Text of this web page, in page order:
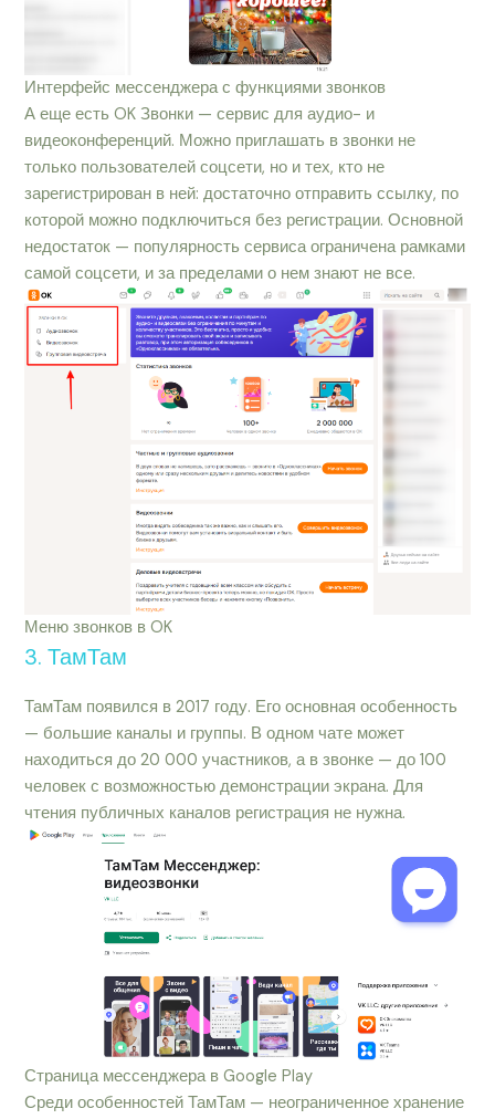
Интерфейс мессенджера с функциями звонков
А еще есть OK Звонки — сервис для аудио- и
видеоконференций. Можно приглашать в звонки не
только пользователей соцсети, но и тех, кто не
зарегистрирован в ней: достаточно отправить ссылку, по
которой можно подключиться без регистрации. Основной
недостаток — популярность сервиса ограничена рамками
самой соцсети, и за пределами о нем знают не все.
Меню звонков в OK
3. ТамТам
ТамТам появился в 2017 году. Его основная особенность
— большие каналы и группы. В одном чате может
находиться до 20 000 участников, а в звонке — до 100
человек с возможностью демонстрации экрана. Для
чтения публичных каналов регистрация не нужна.
Страница мессенджера в Google Play
Среди особенностей ТамТам — неограниченное хранение